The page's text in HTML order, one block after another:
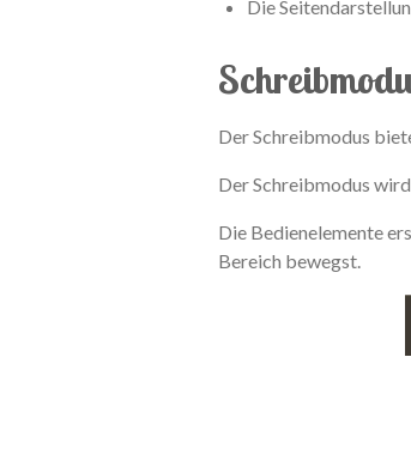
Die
Der Schreibmodus
Der Schreibmodus
Die Bedienelemente
Bereich bewegst.